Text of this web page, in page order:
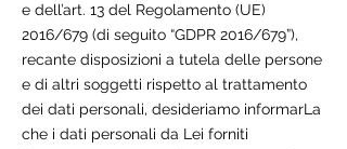
e dell’art. 13 del Regolamento (UE)
2016/679 (di seguito “GDPR 2016/679”),
recante disposizioni a tutela delle persone
e di altri soggetti rispetto al trattamento
dei dati personali, desideriamo informarLa
che i dati personali da Lei forniti